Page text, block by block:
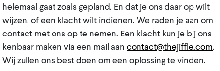
helemaal gaat zoals gepland. En dat je ons daar op wilt
wijzen, of een klacht wilt indienen. We raden je aan om
contact met ons op te nemen. Een klacht kun je bij ons
kenbaar maken via een mail aan contact@thejiffle.com.
Wij zullen ons best doen om een oplossing te vinden.